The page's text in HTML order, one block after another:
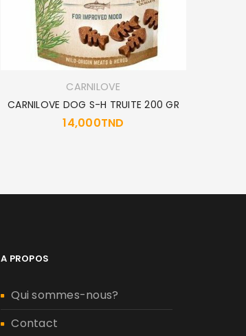
CARNILOVE
CARNILOVE DOG S-H TRUITE 200 GR
14,000TND
A PROPOS
Qui sommes-nous?
Contact